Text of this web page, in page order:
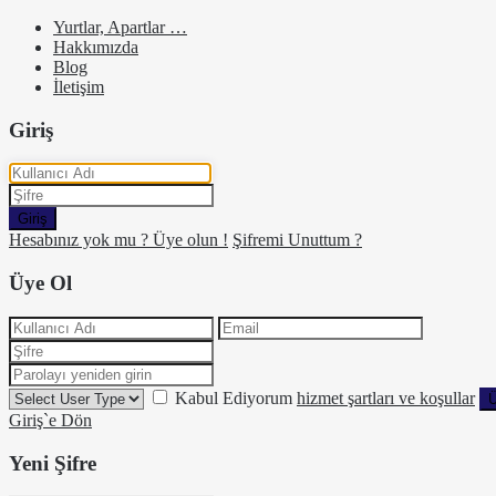
Yurtlar, Apartlar …
Hakkımızda
Blog
İletişim
Giriş
Giriş
Hesabınız yok mu ? Üye olun ! Şifremi Unuttum ?
Üye Ol
Kabul Ediyorum hizmet şartları ve koşullar
Giriş`e Dön
Yeni Şifre